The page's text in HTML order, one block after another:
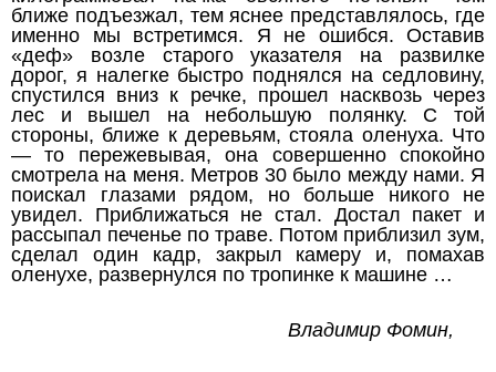
ближе подъезжал, тем яснее представлялось, где
именно мы встретимся. Я не ошибся. Оставив
«деф» возле старого указателя на развилке
дорог, я налегке быстро поднялся на седловину,
спустился вниз к речке, прошел насквозь через
лес и вышел на небольшую полянку. С той
стороны, ближе к деревьям, стояла оленуха. Что
— то пережевывая, она совершенно спокойно
смотрела на меня. Метров 30 было между нами. Я
поискал глазами рядом, но больше никого не
увидел. Приближаться не стал. Достал пакет и
рассыпал печенье по траве. Потом приблизил зум,
сделал один кадр, закрыл камеру и, помахав
оленухе, развернулся по тропинке к машине …
Владимир Фомин,